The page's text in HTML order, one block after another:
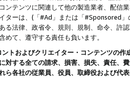
ンテンツに関連して他の製造業者、配信
ターは、(「#Ad」または「#Sponsored
る法律、政省令、規則、規制、命令、許
めて、遵守する責任も負います。
トおよびクリエイター・コンテンツの
対する全ての請求、損害、損失、責任、
ら各社の従業員、役員、取締役および代